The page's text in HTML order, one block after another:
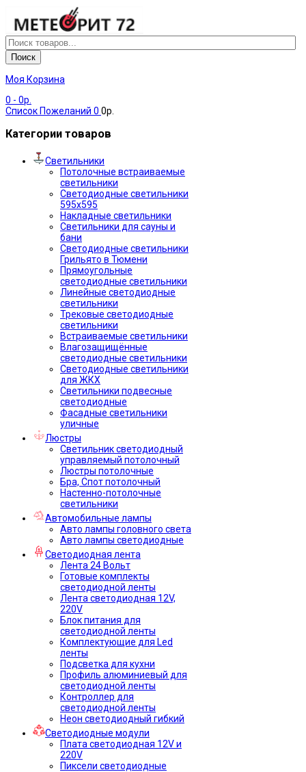
Поиск
Моя Корзина
0 - 0р.
Список Пожеланий 0 0р.
Категории товаров
Светильники
Потолочные встраиваемые
светильники
Светодиодные светильники
595х595
Накладные светильники
Светильники для сауны и
бани
Светодиодные светильники
Грильято в Тюмени
Прямоугольные
светодиодные светильники
Линейные светодиодные
светильники
Трековые светодиодные
светильники
Встраиваемые светильники
Влагозащищённые
светодиодные светильники
Светодиодные светильники
для ЖКХ
Светильники подвесные
светодиодные
Фасадные светильники
уличные
Люстры
Светильник светодиодный
управляемый потолочный
Люстры потолочные
Бра, Спот потолочный
Настенно-потолочные
светильники
Автомобильные лампы
Авто лампы головного света
Авто лампы светодиодные
Светодиодная лента
Лента 24 Вольт
Готовые комплекты
светодиодной ленты
Лента светодиодная 12V,
220V
Блок питания для
светодиодной ленты
Комплектующие для Led
ленты
Подсветка для кухни
Профиль алюминиевый для
светодиодной ленты
Контроллер для
светодиодной ленты
Неон светодиодный гибкий
Светодиодные модули
Плата светодиодная 12V и
220V
Пиксели светодиодные